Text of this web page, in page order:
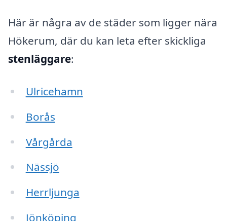
Här är några av de städer som ligger nära
Hökerum, där du kan leta efter skickliga
stenläggare:
Ulricehamn
Borås
Vårgårda
Nässjö
Herrljunga
Jönköping